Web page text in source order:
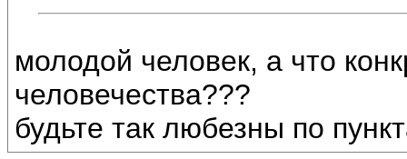
молодой человек, а что
человечества???
будьте так любезны по